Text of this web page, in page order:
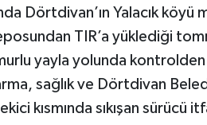
Dörtdivan’ın Yalacık
TIR’a yüklediği
yayla yolunda
sağlık ve Dörtdivan
kısmında sıkışan sürücü